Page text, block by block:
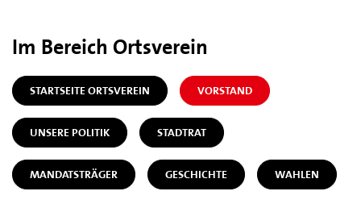
Im Bereich Ortsverein
STARTSEITE ORTSVEREIN VORSTAND
UNSERE POLITIK STADTRAT
MANDATSTRÄGER GESCHICHTE WAHLEN